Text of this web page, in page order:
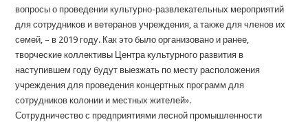
вопросы о проведении культурно-развлекательных мероприятий
для сотрудников и ветеранов учреждения, а также для членов их
семей, – в 2019 году. Как это было организовано и ранее,
творческие коллективы Центра культурного развития в
наступившем году будут выезжать по месту расположения
учреждения для проведения концертных программ для
сотрудников колонии и местных жителей».
Сотрудничество с предприятиями лесной промышленности